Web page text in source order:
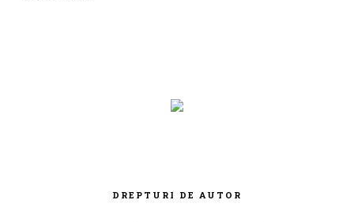
DREPTURI DE AUTOR